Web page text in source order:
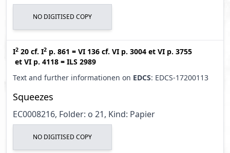
NO DIGITISED COPY
I2 20 cf. I2 p. 861 = VI 136 cf. VI p. 3004 et VI p. 3755
et VI p. 4118 = ILS 2989
Text and further informationen on EDCS: EDCS-17200113
Squeezes
EC0008216, Folder: o 21, Kind: Papier
NO DIGITISED COPY